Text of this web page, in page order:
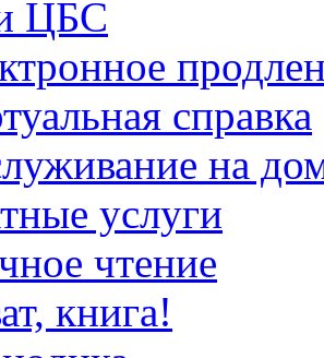
ЦБС
справка
на
услуги
чтение
книга!